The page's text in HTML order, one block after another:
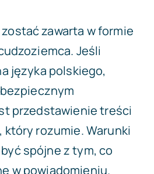
zawarta w formie
Jeśli
języka polskiego,
przedstawienie treści
który rozumie. Warunki
spójne z tym, co
w powiadomieniu.